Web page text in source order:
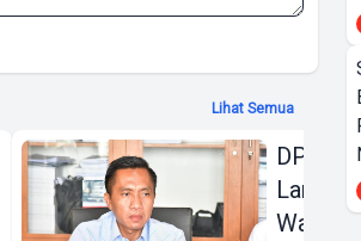
Lihat Semua
DPRD
Warning